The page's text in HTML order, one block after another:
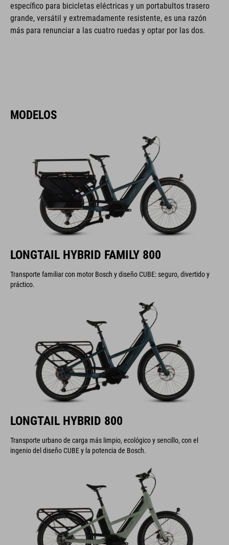
específico para bicicletas eléctricas y un portabultos trasero
grande, versátil y extremadamente resistente, es una razón
más para renunciar a las cuatro ruedas y optar por las dos.
MODELOS
LONGTAIL HYBRID FAMILY 800
Transporte familiar con motor Bosch y diseño CUBE: seguro, divertido y
práctico.
LONGTAIL HYBRID 800
Transporte urbano de carga más limpio, ecológico y sencillo, con el
ingenio del diseño CUBE y la potencia de Bosch.